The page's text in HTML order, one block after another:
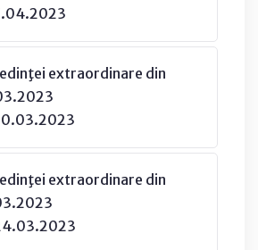
extraordinare din
extraordinare din